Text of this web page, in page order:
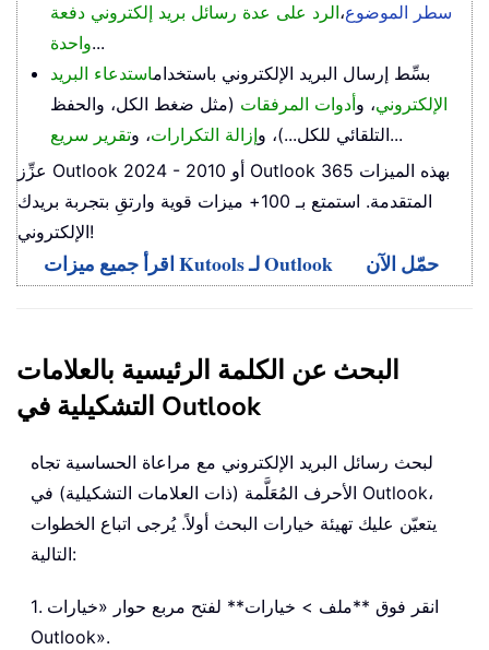
سطر الموضوع،الرد على عدة رسائل بريد إلكتروني دفعة
واحدة...
بسِّط إرسال البريد الإلكتروني باستخداماستدعاء البريد
الإلكتروني، وأدوات المرفقات (مثل ضغط الكل، والحفظ
التلقائي للكل...)، وإزالة التكرارات، وتقرير سريع
...
عزِّز Outlook 2024 - 2010 أو Outlook 365 بهذه الميزات
المتقدمة. استمتع بـ 100+ ميزات قوية وارتقِ بتجربة بريدك
الإلكتروني!
اقرأ جميع ميزات Kutools لـ Outlook حمّل الآن
البحث عن الكلمة الرئيسية بالعلامات
التشكيلية في Outlook
لبحث رسائل البريد الإلكتروني مع مراعاة الحساسية تجاه
الأحرف المُعَلَّمة (ذات العلامات التشكيلية) في Outlook،
يتعيّن عليك تهيئة خيارات البحث أولاً. يُرجى اتباع الخطوات
التالية:
1. انقر فوق **ملف > خيارات** لفتح مربع حوار «خيارات
Outlook».